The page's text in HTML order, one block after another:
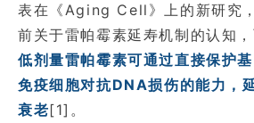
表在《Aging Cell》上的新研究
前关于雷帕霉素延寿机制的认知，
低剂量雷帕霉素可通过直接保护
免疫细胞对抗DNA损伤的能力，
衰老[1]。